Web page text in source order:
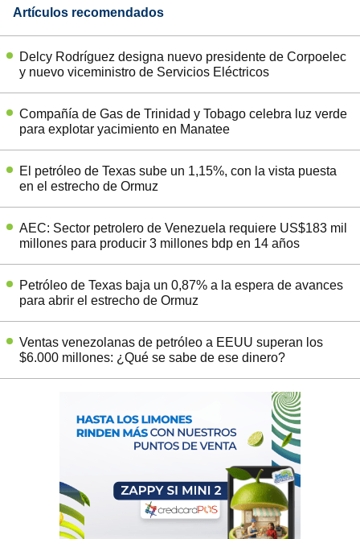
Artículos recomendados
Delcy Rodríguez designa nuevo presidente de Corpoelec
y nuevo viceministro de Servicios Eléctricos
Compañía de Gas de Trinidad y Tobago celebra luz verde
para explotar yacimiento en Manatee
El petróleo de Texas sube un 1,15%, con la vista puesta
en el estrecho de Ormuz
AEC: Sector petrolero de Venezuela requiere US$183 mil
millones para producir 3 millones bdp en 14 años
Petróleo de Texas baja un 0,87% a la espera de avances
para abrir el estrecho de Ormuz
Ventas venezolanas de petróleo a EEUU superan los
$6.000 millones: ¿Qué se sabe de ese dinero?